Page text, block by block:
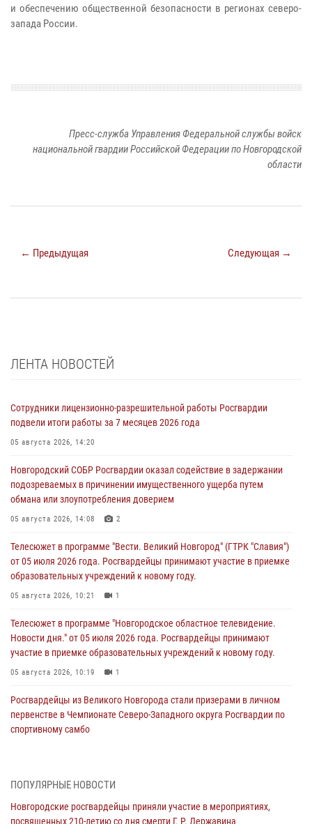
и обеспечению общественной безопасности в регионах северо-
запада России.
Пресс-служба Управления Федеральной службы войск
национальной гвардии Российской Федерации по Новгородской
области
← Предыдущая Следующая →
ЛЕНТА НОВОСТЕЙ
Сотрудники лицензионно-разрешительной работы Росгвардии
подвели итоги работы за 7 месяцев 2026 года
05 августа 2026, 14:20
Новгородский СОБР Росгвардии оказал содействие в задержании
подозреваемых в причинении имущественного ущерба путем
обмана или злоупотребления доверием
05 августа 2026, 14:08 2
Телесюжет в программе "Вести. Великий Новгород" (ГТРК "Славия")
от 05 июля 2026 года. Росгвардейцы принимают участие в приемке
образовательных учреждений к новому году.
05 августа 2026, 10:21 1
Телесюжет в программе "Новгородское областное телевидение.
Новости дня." от 05 июля 2026 года. Росгвардейцы принимают
участие в приемке образовательных учреждений к новому году.
05 августа 2026, 10:19 1
Росгвардейцы из Великого Новгорода стали призерами в личном
первенстве в Чемпионате Северо-Западного округа Росгвардии по
спортивному самбо
детского лагеря
04 августа 2026, 09:13 5
ПОПУЛЯРНЫЕ НОВОСТИ
Новгородские росгвардейцы приняли участие в мероприятиях,
посвященных 210-летию со дня смерти Г. Р. Державина